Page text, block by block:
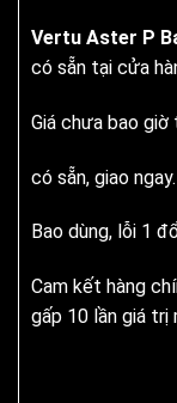
Vertu Aster P
có sẵn tại cửa
Giá chưa bao
có sẵn, giao ngay.
Bao dùng, lỗi 1
Cam kết hàng
gấp 10 lần giá trị